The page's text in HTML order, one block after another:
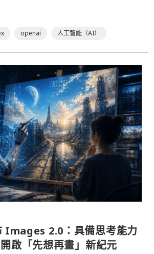
openai 人工智能（AI）
2.0：具備思考能力
啟「先想再畫」新紀元